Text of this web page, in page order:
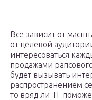
Все зависит от
от целевой
интересоваться
продажами
будет вызывать
распространением
то вряд ли ТГ